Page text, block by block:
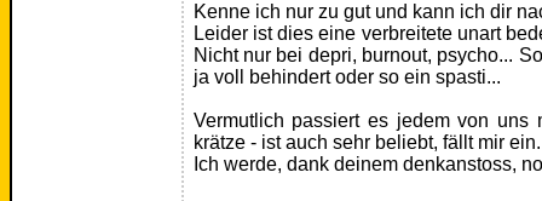
Kenne ich nur zu gut und kann ich dir
Leider ist dies eine verbreitete unart
Nicht nur bei depri, burnout, psycho...
ja voll behindert oder so ein spasti...
Vermutlich passiert es jedem von
krätze - ist auch sehr beliebt, fällt mir ein.
Ich werde, dank deinem denkanstoss,